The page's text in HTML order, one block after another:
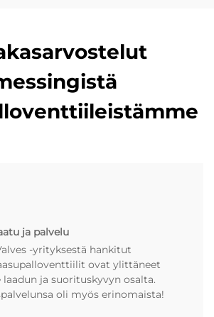
ja palvelu
-yrityksestä hankitut
ovat ylittäneet
ja suorituskyvyn osalta.
oli myös erinomaista!